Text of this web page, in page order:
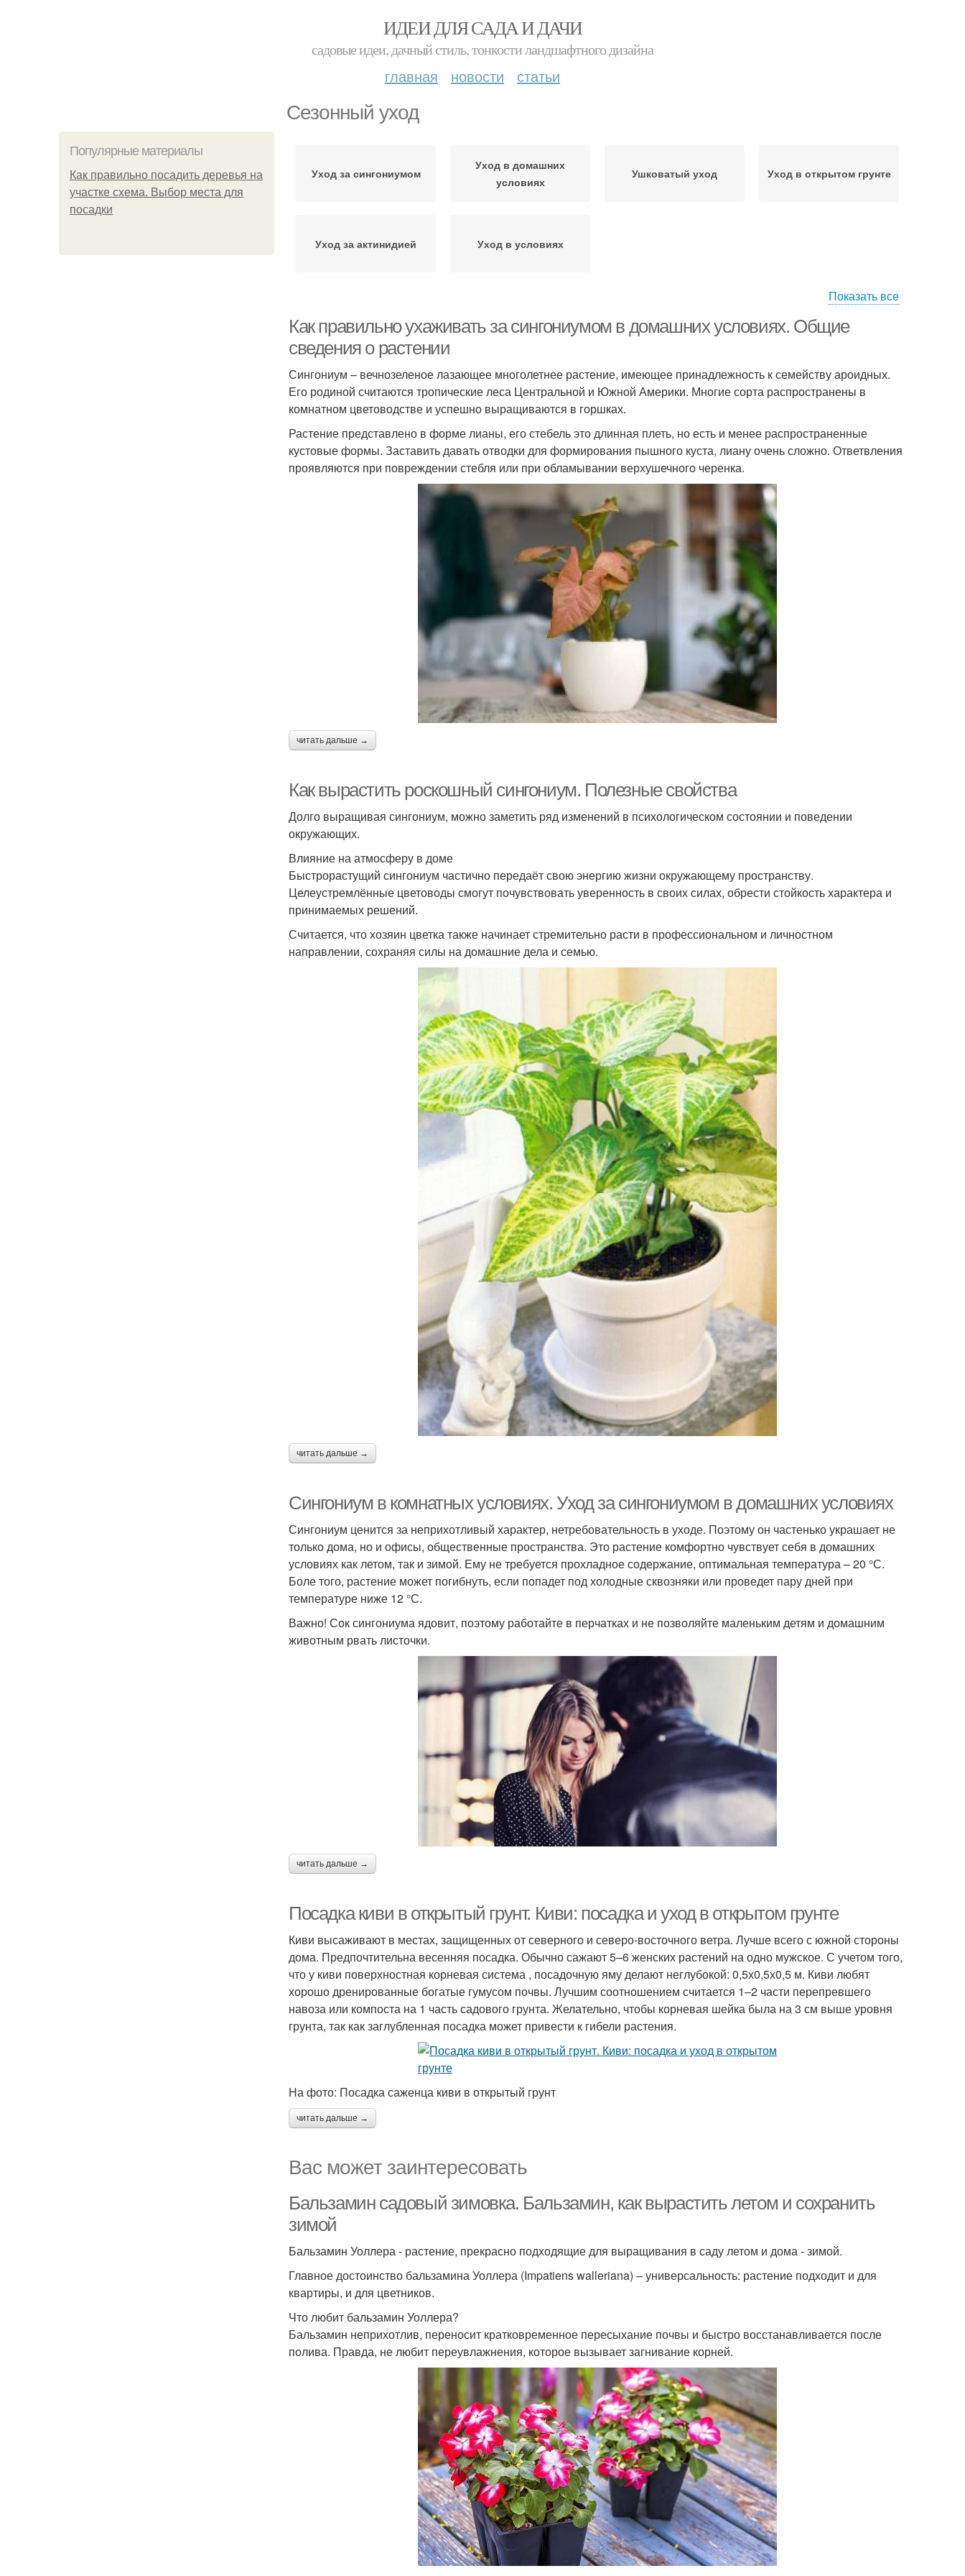
ИДЕИ ДЛЯ САДА И ДАЧИ
садовые идеи, дачный стиль, тонкости ландшафтного дизайна
главная новости статьи
Сезонный уход
Популярные материалы
Как правильно посадить деревья на
участке схема. Выбор места для
посадки
Уход за сингониумом
Уход в домашних
условиях
Ушковатый уход Уход в открытом грунте
Уход за актинидией Уход в условиях
Показать все
Как правильно ухаживать за сингониумом в домашних условиях. Общие
сведения о растении
Сингониум – вечнозеленое лазающее многолетнее растение, имеющее принадлежность к семейству ароидных.
Его родиной считаются тропические леса Центральной и Южной Америки. Многие сорта распространены в
комнатном цветоводстве и успешно выращиваются в горшках.
Растение представлено в форме лианы, его стебель это длинная плеть, но есть и менее распространенные
кустовые формы. Заставить давать отводки для формирования пышного куста, лиану очень сложно. Ответвления
проявляются при повреждении стебля или при обламывании верхушечного черенка.
читать дальше →
Как вырастить роскошный сингониум. Полезные свойства
Долго выращивая сингониум, можно заметить ряд изменений в психологическом состоянии и поведении
окружающих.
Влияние на атмосферу в доме
Быстрорастущий сингониум частично передаёт свою энергию жизни окружающему пространству.
Целеустремлённые цветоводы смогут почувствовать уверенность в своих силах, обрести стойкость характера и
принимаемых решений.
Считается, что хозяин цветка также начинает стремительно расти в профессиональном и личностном
направлении, сохраняя силы на домашние дела и семью.
читать дальше →
Сингониум в комнатных условиях. Уход за сингониумом в домашних условиях
Сингониум ценится за неприхотливый характер, нетребовательность в уходе. Поэтому он частенько украшает не
только дома, но и офисы, общественные пространства. Это растение комфортно чувствует себя в домашних
условиях как летом, так и зимой. Ему не требуется прохладное содержание, оптимальная температура – 20 °С.
Боле того, растение может погибнуть, если попадет под холодные сквозняки или проведет пару дней при
температуре ниже 12 °С.
Важно! Сок сингониума ядовит, поэтому работайте в перчатках и не позволяйте маленьким детям и домашним
животным рвать листочки.
читать дальше →
Посадка киви в открытый грунт. Киви: посадка и уход в открытом грунте
Киви высаживают в местах, защищенных от северного и северо-восточного ветра. Лучше всего с южной стороны
дома. Предпочтительна весенняя посадка. Обычно сажают 5–6 женских растений на одно мужское. С учетом того,
что у киви поверхностная корневая система , посадочную яму делают неглубокой: 0,5х0,5х0,5 м. Киви любят
хорошо дренированные богатые гумусом почвы. Лучшим соотношением считается 1–2 части перепревшего
навоза или компоста на 1 часть садового грунта. Желательно, чтобы корневая шейка была на 3 см выше уровня
грунта, так как заглубленная посадка может привести к гибели растения.
На фото: Посадка саженца киви в открытый грунт
читать дальше →
Вас может заинтересовать
Бальзамин садовый зимовка. Бальзамин, как вырастить летом и сохранить
зимой
Бальзамин Уоллера - растение, прекрасно подходящие для выращивания в саду летом и дома - зимой.
Главное достоинство бальзамина Уоллера (Impatiens walleriana) – универсальность: растение подходит и для
квартиры, и для цветников.
Что любит бальзамин Уоллера?
Бальзамин неприхотлив, переносит кратковременное пересыхание почвы и быстро восстанавливается после
полива. Правда, не любит переувлажнения, которое вызывает загнивание корней.